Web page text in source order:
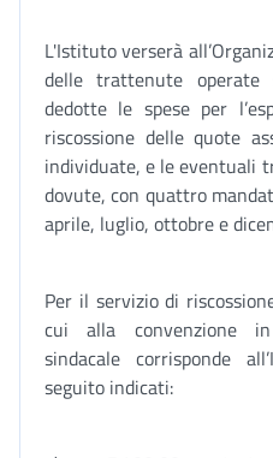
L'Istituto verserà
delle trattenute operate
dedotte le spese per
riscossione delle quote
individuate, e le eventuali
dovute, con quattro
aprile, luglio, ottobre e
Per il servizio di
cui alla convenzione in
sindacale corrisponde
seguito indicati: